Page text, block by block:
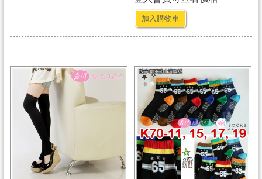
加入購物車